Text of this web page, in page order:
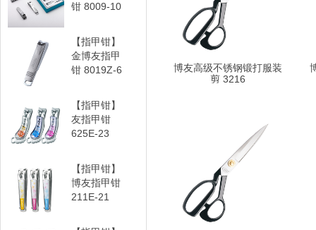
钳 8009-10
【指甲钳】
金博友指甲
钳 8019Z-6
【指甲钳】
友指甲钳
625E-23
【指甲钳】
博友指甲钳
211E-21
博友高级不锈钢锻打服装
剪 3216